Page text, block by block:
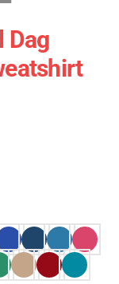
Dag